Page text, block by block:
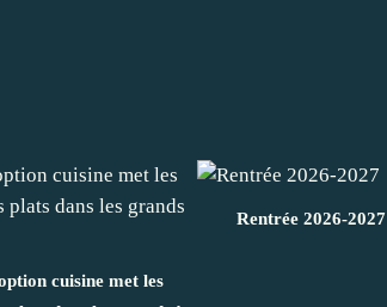
cuisine met les
Rentrée 2026-2027